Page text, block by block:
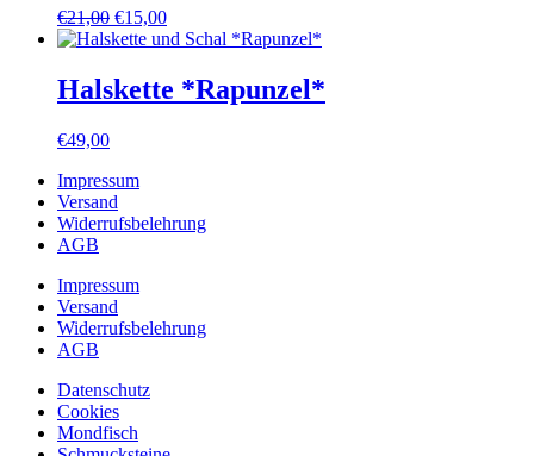
€21,00 Ursprünglicher
Preis
€21,00
€15,00Aktueller
Preis
€15,00.
Halskette *Rapunzel*
€49,00
Impressum
Versand
Widerrufsbelehrung
AGB
Impressum
Versand
Widerrufsbelehrung
AGB
Datenschutz
Cookies
Mondfisch